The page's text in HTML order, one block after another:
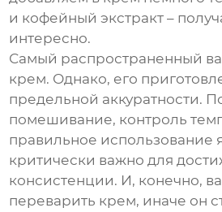
и кофейный экстракт –
интересно.
Самый распространенный
крем. Однако, его
предельной аккуратности.
помешивание, контроль
правильное использование
критически важно для
консистенции. И, конечно,
переварить крем, иначе он